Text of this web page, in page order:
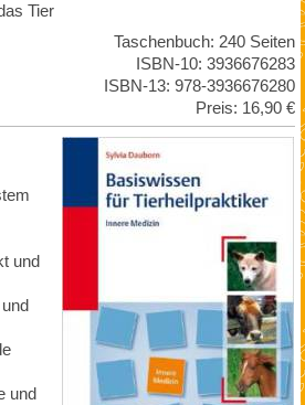
Tier
Taschenbuch: 240 Seiten
ISBN-10: 3936676283
ISBN-13: 978-3936676280
Preis: 16,90 €
und
und